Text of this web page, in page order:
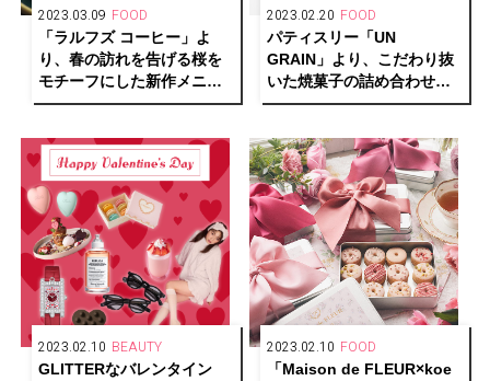
2023.03.09 FOOD
「ラルフズ コーヒー」よ
り、春の訪れを告げる桜を
モチーフにした新作メニュ
ーが登場
2023.02.20 FOOD
パティスリー「UN
GRAIN」より、こだわり抜
いた焼菓子の詰め合わせホ
ワイトデーギフトが予約受
2023.02.10 BEAUTY
GLITTERなバレンタイン
2023.02.10 FOOD
「Maison de FLEUR×koe